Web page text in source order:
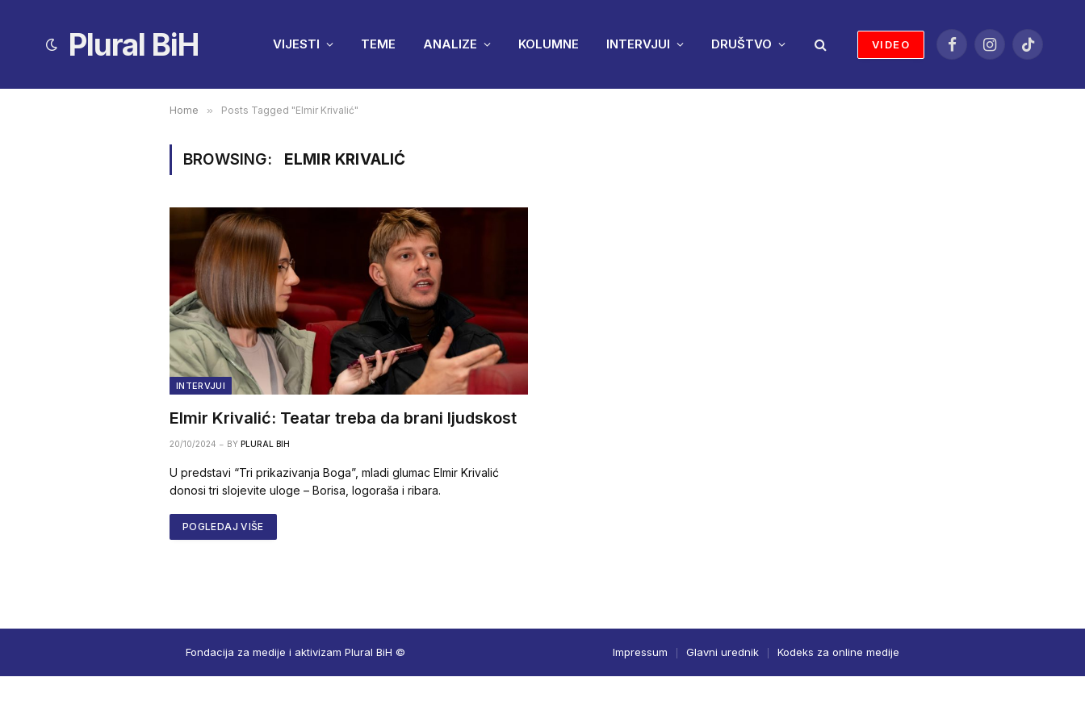
Plural BiH VIJESTI TEME ANALIZE KOLUMNE INTERVJUI DRUŠTVO VIDEO
FacebookInstagramTikTok
Home » Posts Tagged "Elmir Krivalić"
BROWSING: ELMIR KRIVALIĆ
INTERVJUI
Elmir Krivalić: Teatar treba da brani ljudskost
20/10/2024 BY PLURAL BIH
U predstavi “Tri prikazivanja Boga”, mladi glumac Elmir Krivalić
donosi tri slojevite uloge – Borisa, logoraša i ribara.
POGLEDAJ VIŠE
Fondacija za medije i aktivizam Plural BiH © Impressum Glavni urednik Kodeks za online medije